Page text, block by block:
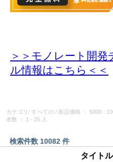
＞＞モノレート開
ル情報はこちら＜＜
カテゴリ: すべての / 新品価格 ： 5000 -
者数
： 1 - 25 人
検索件数 10082 件
タイト